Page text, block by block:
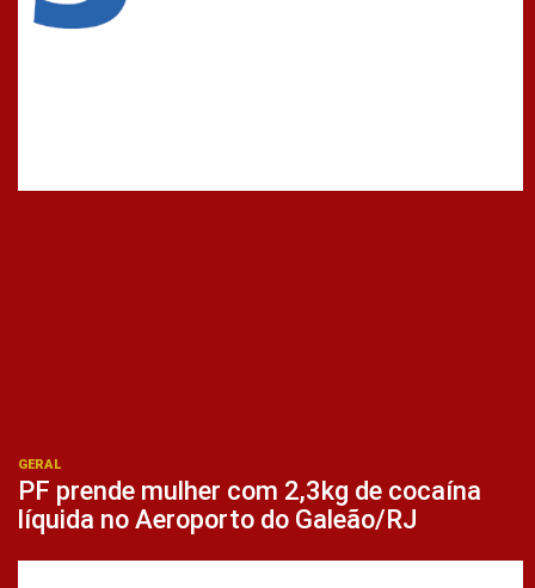
GERAL
PF prende mulher com 2,3kg de cocaína
líquida no Aeroporto do Galeão/RJ